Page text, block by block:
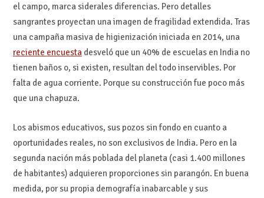
el campo, marca siderales diferencias. Pero detalles
sangrantes proyectan una imagen de fragilidad extendida. Tras
una campaña masiva de higienización iniciada en 2014, una
reciente encuestadesveló que un 40% de escuelas en India no
tienen baños o, si existen, resultan del todo inservibles. Por
falta de agua corriente. Porque su construcción fue poco más
que una chapuza.
Los abismos educativos, sus pozos sin fondo en cuanto a
oportunidades reales, no son exclusivos de India. Pero en la
segunda nación más poblada del planeta (casi 1.400 millones
de habitantes) adquieren proporciones sin parangón. En buena
medida, por su propia demografía inabarcable y sus